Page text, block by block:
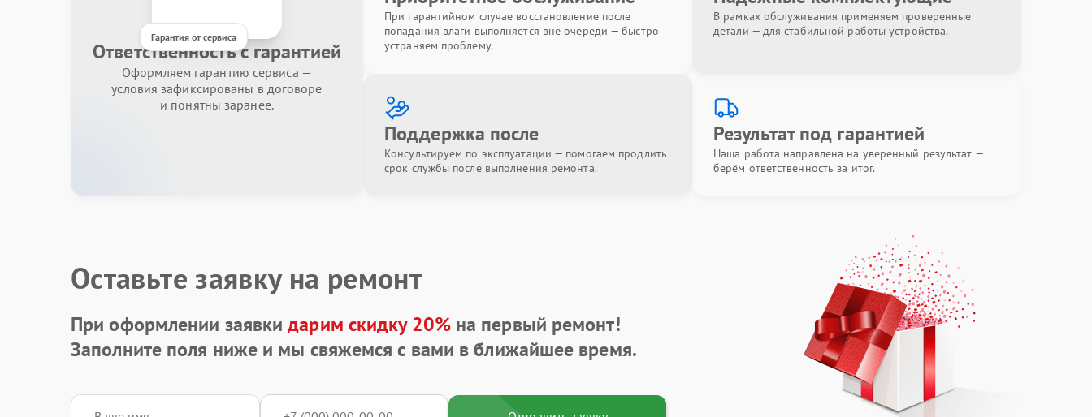
Гарантия от сервиса
Ответственность с гарантией
Оформляем гарантию сервиса —
условия зафиксированы в договоре
и понятны заранее.
При гарантийном случае восстановление после
попадания влаги выполняется вне очереди — быстро
устраняем проблему.
В рамках обслуживания применяем проверенные
детали — для стабильной работы устройства.
Поддержка после
Консультируем по эксплуатации — помогаем продлить
срок службы после выполнения ремонта.
Результат под гарантией
Наша работа направлена на уверенный результат —
берём ответственность за итог.
Оставьте заявку на ремонт
При оформлении заявкидарим скидку 20%на первый ремонт!
Заполните поля ниже и мы свяжемся с вами в ближайшее время.